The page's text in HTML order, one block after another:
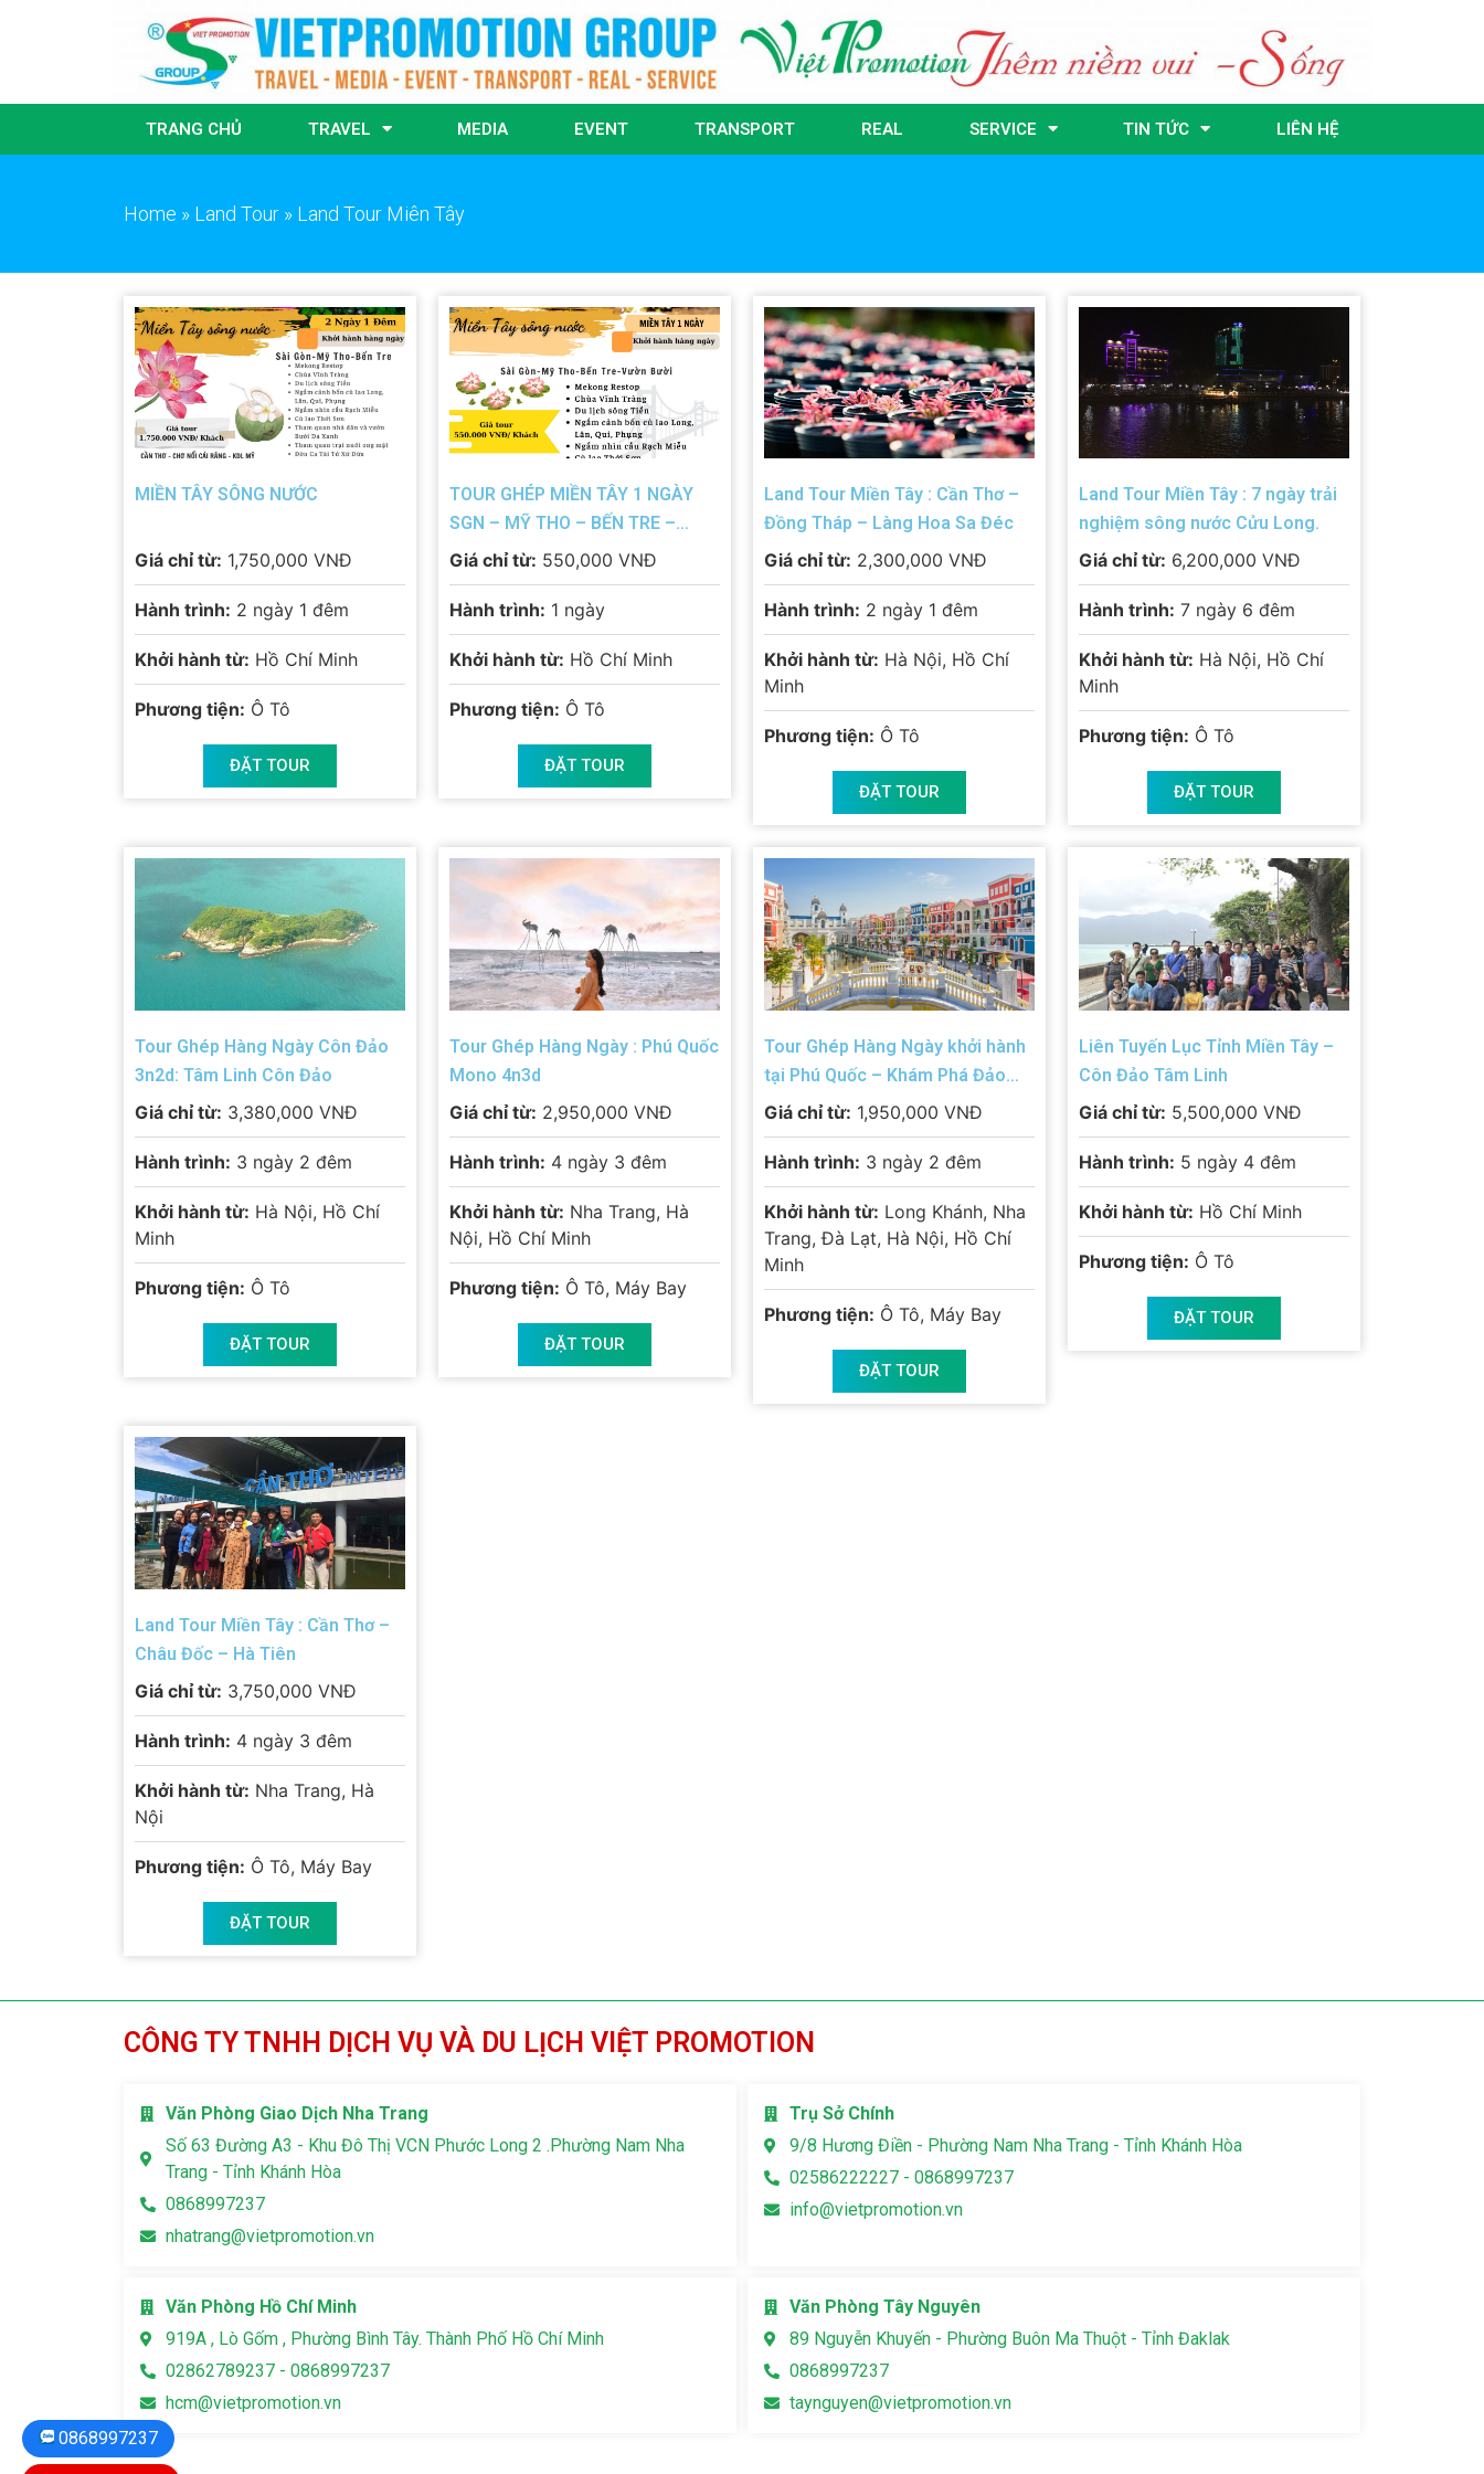
TRANG CHỦ TRAVEL MEDIA EVENT TRANSPORT REAL SERVICE TIN TỨC LIÊN HỆ
Home » Land Tour » Land Tour Miên Tây
0868997237
MIỀN TÂY SÔNG NƯỚC
Giá chỉ từ: 1,750,000 VNĐ
Hành trình: 2 ngày 1 đêm
Khởi hành từ: Hồ Chí Minh
Phương tiện: Ô Tô
ĐẶT TOUR
TOUR GHÉP MIỀN TÂY 1 NGÀY
SGN – MỸ THO – BẾN TRE –
VƯỜN BƯỞI – SGN
Giá chỉ từ: 550,000 VNĐ
Hành trình: 1 ngày
Khởi hành từ: Hồ Chí Minh
Phương tiện: Ô Tô
ĐẶT TOUR
Land Tour Miền Tây : Cần Thơ –
Đồng Tháp – Làng Hoa Sa Đéc
Giá chỉ từ: 2,300,000 VNĐ
Hành trình: 2 ngày 1 đêm
Khởi hành từ: Hà Nội, Hồ Chí
Minh
Phương tiện: Ô Tô
ĐẶT TOUR
Land Tour Miền Tây : 7 ngày trải
nghiệm sông nước Cửu Long.
Giá chỉ từ: 6,200,000 VNĐ
Hành trình: 7 ngày 6 đêm
Khởi hành từ: Hà Nội, Hồ Chí
Minh
Phương tiện: Ô Tô
ĐẶT TOUR
Tour Ghép Hàng Ngày Côn Đảo
3n2d: Tâm Linh Côn Đảo
Giá chỉ từ: 3,380,000 VNĐ
Hành trình: 3 ngày 2 đêm
Khởi hành từ: Hà Nội, Hồ Chí
Minh
Phương tiện: Ô Tô
ĐẶT TOUR
Tour Ghép Hàng Ngày : Phú Quốc
Mono 4n3d
Giá chỉ từ: 2,950,000 VNĐ
Hành trình: 4 ngày 3 đêm
Khởi hành từ: Nha Trang, Hà
Nội, Hồ Chí Minh
Phương tiện: Ô Tô, Máy Bay
ĐẶT TOUR
Tour Ghép Hàng Ngày khởi hành
tại Phú Quốc – Khám Phá Đảo
Ngọc
Giá chỉ từ: 1,950,000 VNĐ
Hành trình: 3 ngày 2 đêm
Khởi hành từ: Long Khánh, Nha
Trang, Đà Lạt, Hà Nội, Hồ Chí
Minh
Phương tiện: Ô Tô, Máy Bay
ĐẶT TOUR
Liên Tuyến Lục Tỉnh Miền Tây –
Côn Đảo Tâm Linh
Giá chỉ từ: 5,500,000 VNĐ
Hành trình: 5 ngày 4 đêm
Khởi hành từ: Hồ Chí Minh
Phương tiện: Ô Tô
ĐẶT TOUR
Land Tour Miền Tây : Cần Thơ –
Châu Đốc – Hà Tiên
Giá chỉ từ: 3,750,000 VNĐ
Hành trình: 4 ngày 3 đêm
Khởi hành từ: Nha Trang, Hà
Nội
Phương tiện: Ô Tô, Máy Bay
ĐẶT TOUR
CÔNG TY TNHH DỊCH VỤ VÀ DU LỊCH VIỆT PROMOTION
Văn Phòng Giao Dịch Nha Trang
Số 63 Đường A3 - Khu Đô Thị VCN Phước Long 2 .Phường Nam Nha
Trang - Tỉnh Khánh Hòa
0868997237
nhatrang@vietpromotion.vn
Trụ Sở Chính
9/8 Hương Điền - Phường Nam Nha Trang - Tỉnh Khánh Hòa
02586222227 - 0868997237
info@vietpromotion.vn
Văn Phòng Hồ Chí Minh
919A , Lò Gốm , Phường Bình Tây. Thành Phố Hồ Chí Minh
02862789237 - 0868997237
hcm@vietpromotion.vn
Văn Phòng Tây Nguyên
89 Nguyễn Khuyến - Phường Buôn Ma Thuột - Tỉnh Đaklak
0868997237
taynguyen@vietpromotion.vn